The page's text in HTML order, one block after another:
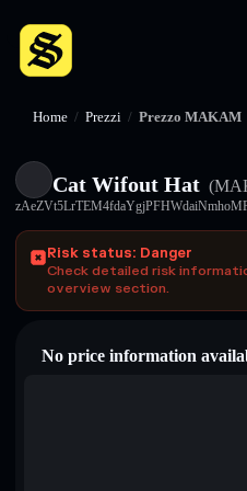
Home / Prezzi / Prezzo MAKAM
Cat Wifout Hat
Risk status: Danger
Check detailed risk
overview section.
No price information